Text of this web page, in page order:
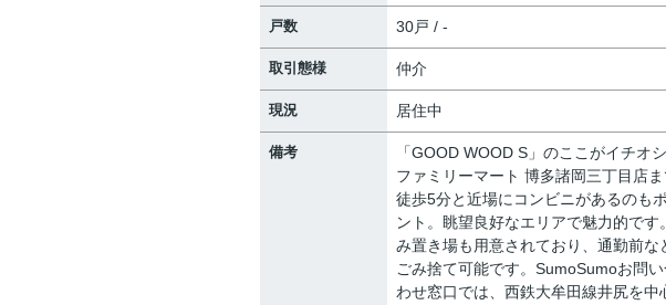
戸数 30戸 / -
取引態様 仲介
現況 居住中
備考
「GOOD WOOD S」のここがイチオ
ファミリーマート 博多諸岡三丁目店
徒歩5分と近場にコンビニがあるのも
ント。眺望良好なエリアで魅力的です
み置き場も用意されており、通勤前な
ごみ捨て可能です。SumoSumoお問
わせ窓口では、西鉄大牟田線井尻を中